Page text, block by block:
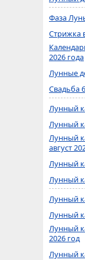
Фаза
Стрижка
2026 года
Лунные
Свадьба
Лунный
Лунный
Лунный
август
Лунный
Лунный
Лунный
Лунный
Лунный
2026 год
Лунный